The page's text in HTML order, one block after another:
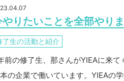
やりたいことを全部やり
了生の活動と紹介
前の修了生、那さんがYIEAに来て
の企業で働いています。YIEAの